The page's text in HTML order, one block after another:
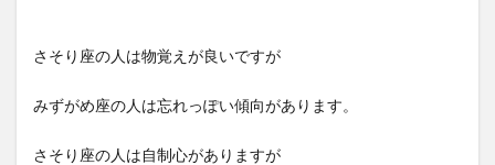
さそり座の人は物覚えが良いですが
みずがめ座の人は忘れっぽい傾向があります。
さそり座の人は自制心がありますが